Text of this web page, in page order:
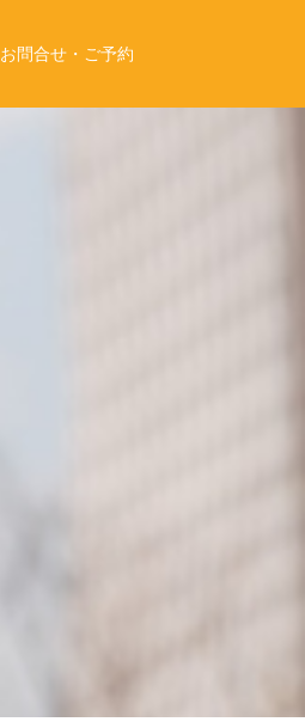
お問合せ・ご予約